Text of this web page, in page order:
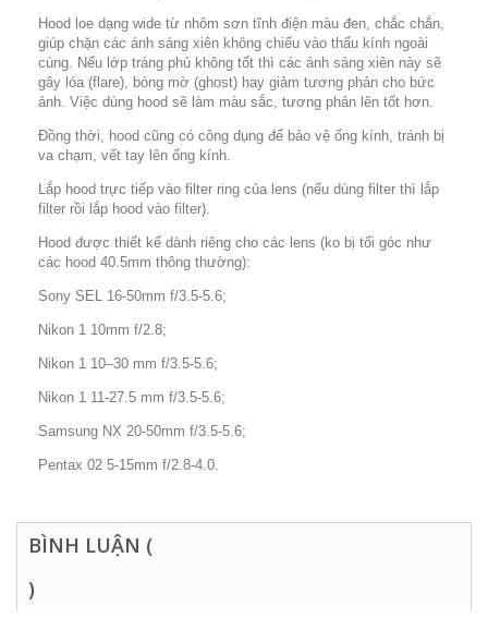
Hood loe dạng wide từ nhôm sơn tĩnh điện màu đen, chắc chắn,
giúp chặn các ánh sáng xiên không chiếu vào thấu kính ngoài
cùng. Nếu lớp tráng phủ không tốt thì các ánh sáng xiên này sẽ
gây lóa (flare), bóng mờ (ghost) hay giảm tương phản cho bức
ảnh. Việc dùng hood sẽ làm màu sắc, tương phản lên tốt hơn.
Đồng thời, hood cũng có công dụng để bảo vệ ống kính, tránh bị
va chạm, vết tay lên ống kính.
Lắp hood trực tiếp vào filter ring của lens (nếu dùng filter thì lắp
filter rồi lắp hood vào filter).
Hood được thiết kế dành riêng cho các lens (ko bị tối góc như
các hood 40.5mm thông thường):
Sony SEL 16-50mm f/3.5-5.6;
Nikon 1 10mm f/2.8;
Nikon 1 10–30 mm f/3.5-5.6;
Nikon 1 11-27.5 mm f/3.5-5.6;
Samsung NX 20-50mm f/3.5-5.6;
Pentax 02 5-15mm f/2.8-4.0.
BÌNH LUẬN (
)